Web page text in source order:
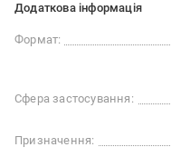
Додаткова інформація
Формат:
Сфера застосування:
Призначення: